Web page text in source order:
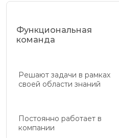
Функциональная
команда
Решают задачи в рамках
своей области знаний
Постоянно работает в
компании